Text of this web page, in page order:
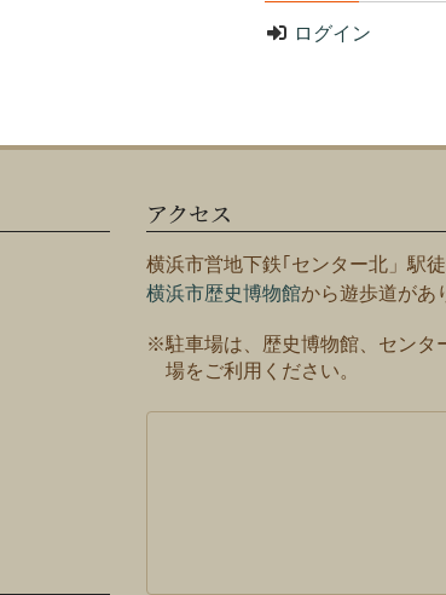
ログイン
アクセス
横浜市営地下鉄｢センター北」駅
横浜市歴史博物館から遊歩道があ
※駐車場は、歴史博物館、センタ
場をご利用ください。